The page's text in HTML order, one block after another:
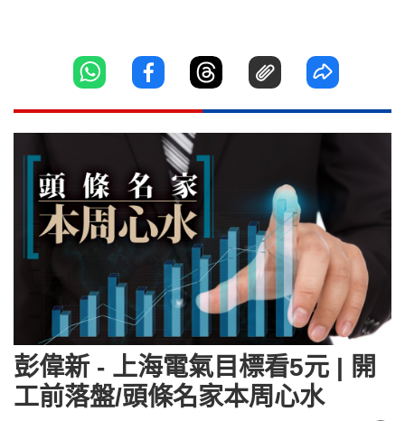
彭偉新 - 上海電氣目標看5元 | 開
工前落盤/頭條名家本周心水